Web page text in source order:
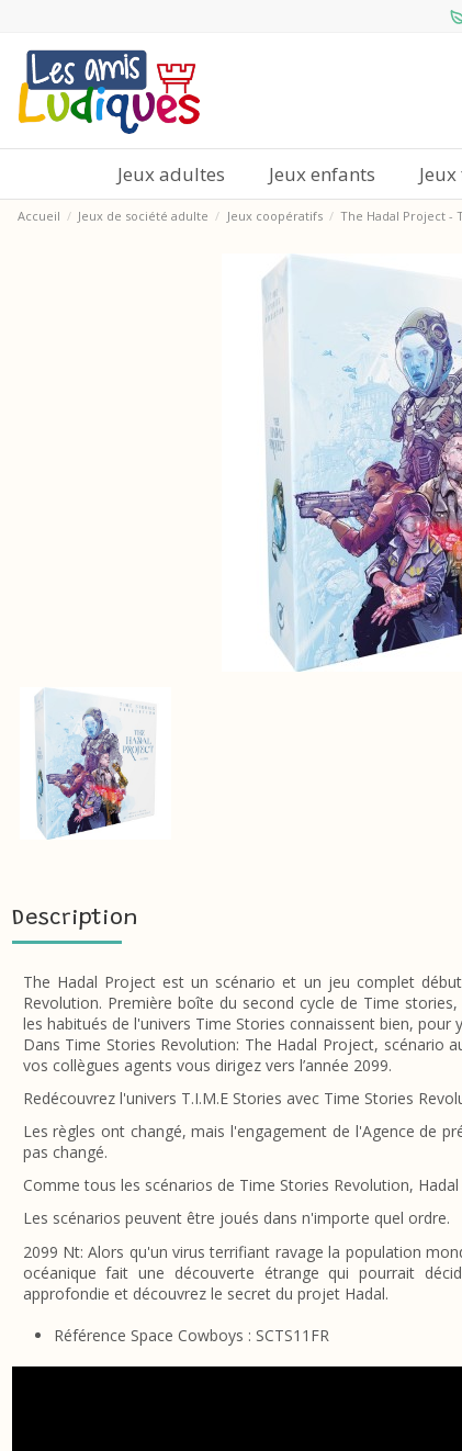
Jeux adultes Jeux enfants
Accueil Jeux de société adulte Jeux coopératifs The Hadal Project -
Description
The Hadal Project est un scénario et un jeu complet
Revolution. Première boîte du second cycle de Time
les habitués de l'univers Time Stories connaissent bien, pour
Dans Time Stories Revolution: The Hadal Project, scénario
vos collègues agents vous dirigez vers l’année 2099.
Redécouvrez l'univers T.I.M.E Stories avec Time Stories
Les règles ont changé, mais l'engagement de l'Agence de
pas changé.
Comme tous les scénarios de Time Stories Revolution,
Les scénarios peuvent être joués dans n'importe quel ordre.
2099 Nt: Alors qu'un virus terrifiant ravage la population
océanique fait une découverte étrange qui pourrait
approfondie et découvrez le secret du projet Hadal.
Référence Space Cowboys : SCTS11FR